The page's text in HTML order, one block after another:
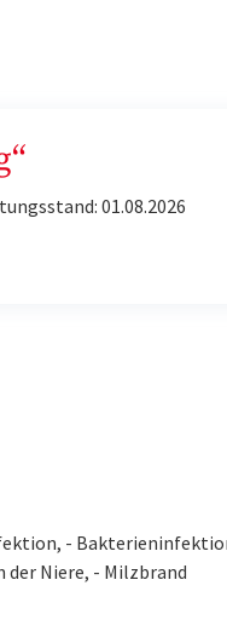
01.08.2026
-
Niere, - Milzbrand